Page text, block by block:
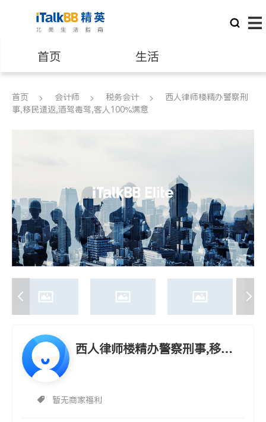
首页 生活
医生 律师
建筑装修
首页 会计师 税务会计
西人律师楼精办警察刑
事,移民遣返,酒驾毒驾,客人100%满意
西人律师楼精办警察刑事,移民
暂无商家福利